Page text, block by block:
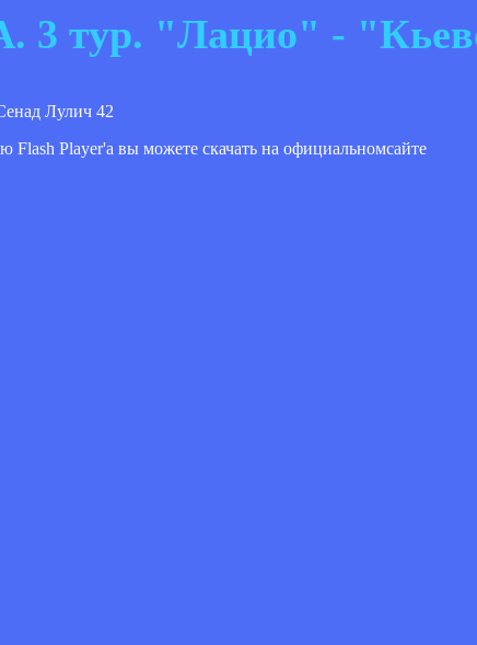
3 тур. "Лацио" -
Лулич 42
Flash Player'a вы можете скачать на официальномсайте